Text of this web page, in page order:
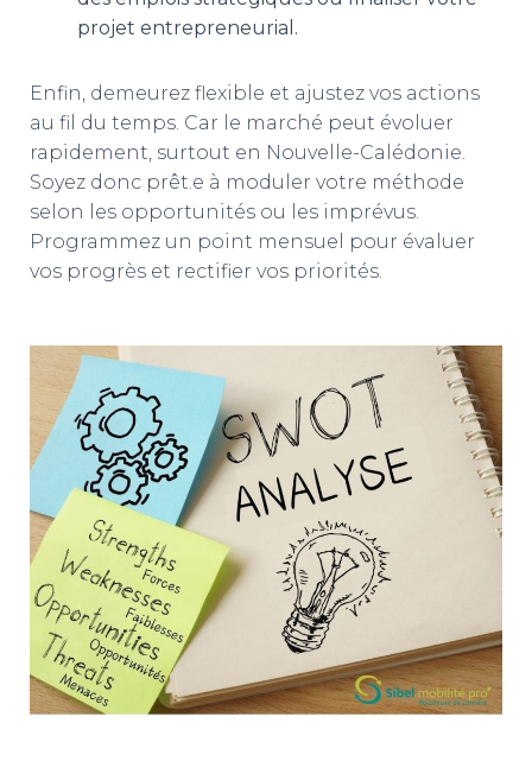
projet entrepreneurial.
Enfin, demeurez flexible et ajustez vos actions
au fil du temps. Car le marché peut évoluer
rapidement, surtout en Nouvelle-Calédonie.
Soyez donc prêt.e à moduler votre méthode
selon les opportunités ou les imprévus.
Programmez un point mensuel pour évaluer
vos progrès et rectifier vos priorités.